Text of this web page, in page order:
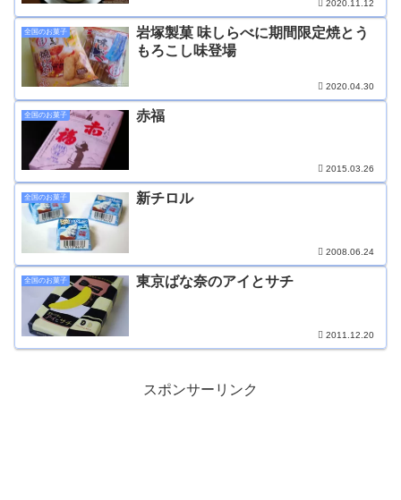
2020.11.12
全国のお菓子
岩塚製菓 味しらべに期間限定焼とう
もろこし味登場
2020.04.30
全国のお菓子 赤福
2015.03.26
全国のお菓子 新チロル
2008.06.24
全国のお菓子 東京ばな奈のアイとサチ
2011.12.20
スポンサーリンク